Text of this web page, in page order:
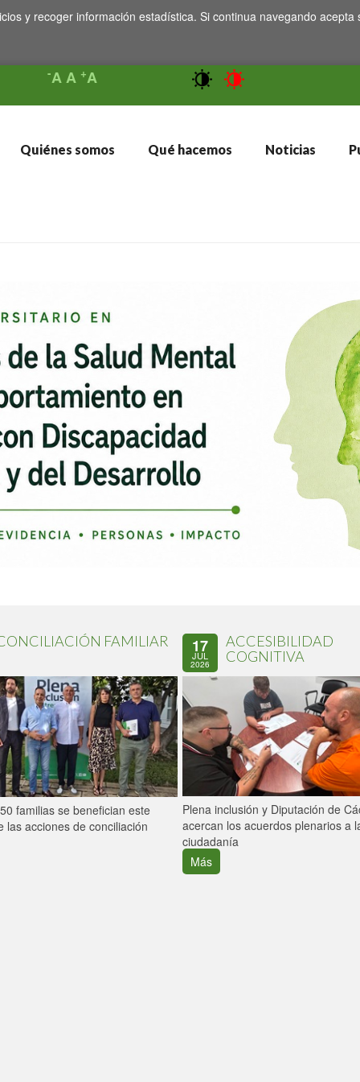
y recoger información estadística. Si continua navegando acepta
-AA +A
Quiénes somos Qué hacemos Noticias
FAMILIAR
familias se benefician este
las acciones de conciliación
17
JUL
2026
ACCESIBILIDAD
COGNITIVA
Plena inclusión y Diputación de
acercan los acuerdos plenarios a
ciudadanía
Más